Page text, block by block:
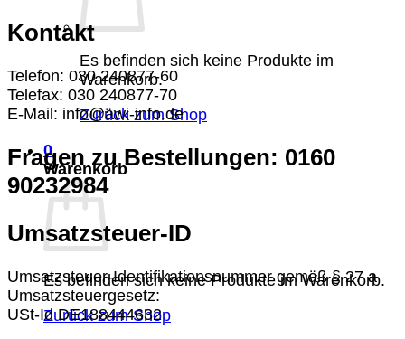
Es befinden sich keine Produkte im
Warenkorb.
Zurück zum Shop
0
Warenkorb
Es befinden sich keine Produkte im Warenkorb.
Zurück zum Shop
Kontakt
Telefon: 030 240877-60
Telefax: 030 240877-70
E-Mail: info@awi-info.de
Fragen zu Bestellungen: 0160
90232984
Umsatzsteuer-ID
Umsatzsteuer-Identifikationsnummer gemäß § 27 a
Umsatzsteuergesetz:
USt-Id DE188444632